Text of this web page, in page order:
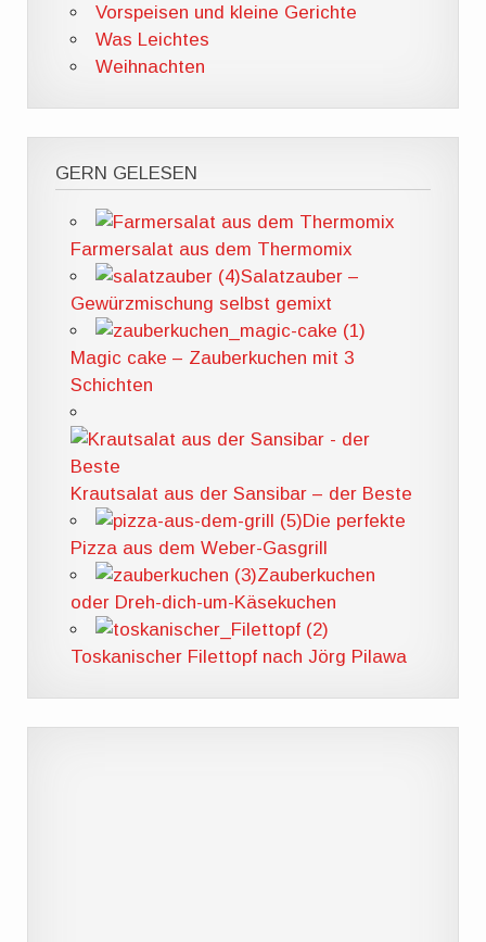
Vorspeisen und kleine Gerichte
Was Leichtes
Weihnachten
GERN GELESEN
Farmersalat aus dem Thermomix
Salatzauber –
Gewürzmischung selbst gemixt
Magic cake – Zauberkuchen mit 3
Schichten
Krautsalat aus der Sansibar – der Beste
Die perfekte
Pizza aus dem Weber-Gasgrill
Zauberkuchen
oder Dreh-dich-um-Käsekuchen
Toskanischer Filettopf nach Jörg Pilawa